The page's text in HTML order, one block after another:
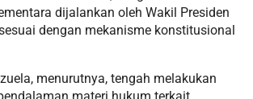
dijalankan oleh Wakil Presiden
dengan mekanisme konstitusional
menurutnya, tengah melakukan
materi hukum terkait